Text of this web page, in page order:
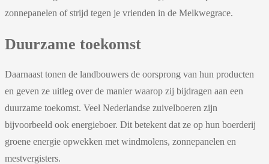
zonnepanelen of strijd tegen je vrienden in de Melkwegrace.
Duurzame toekomst
Daarnaast tonen de landbouwers de oorsprong van hun producten
en geven ze uitleg over de manier waarop zij bijdragen aan een
duurzame toekomst. Veel Nederlandse zuivelboeren zijn
bijvoorbeeld ook energieboer. Dit betekent dat ze op hun boerderij
groene energie opwekken met windmolens, zonnepanelen en
mestvergisters.